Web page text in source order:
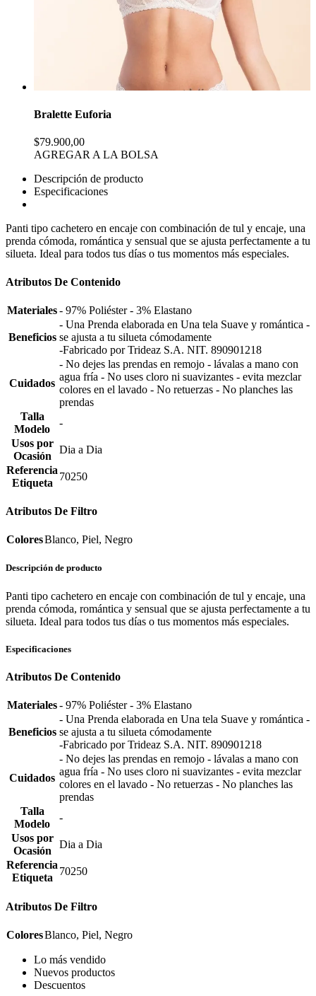
Bralette Euforia
$79.900,00
AGREGAR A LA BOLSA
Descripción de producto
Especificaciones
Panti tipo cachetero en encaje con combinación de tul y encaje, una
prenda cómoda, romántica y sensual que se ajusta perfectamente a tu
silueta. Ideal para todos tus días o tus momentos más especiales.
Atributos De Contenido
Materiales- 97% Poliéster - 3% Elastano
Beneficios
- Una Prenda elaborada en Una tela Suave y romántica -
se ajusta a tu silueta cómodamente
-Fabricado por Trideaz S.A. NIT. 890901218
Cuidados
- No dejes las prendas en remojo - lávalas a mano con
agua fría - No uses cloro ni suavizantes - evita mezclar
colores en el lavado - No retuerzas - No planches las
prendas
Talla
Modelo
-
Usos por
Ocasión
Dia a Dia
Referencia
Etiqueta
70250
Atributos De Filtro
ColoresBlanco, Piel, Negro
Descripción de producto
Panti tipo cachetero en encaje con combinación de tul y encaje, una
prenda cómoda, romántica y sensual que se ajusta perfectamente a tu
silueta. Ideal para todos tus días o tus momentos más especiales.
Especificaciones
Atributos De Contenido
Materiales- 97% Poliéster - 3% Elastano
Beneficios
- Una Prenda elaborada en Una tela Suave y romántica -
se ajusta a tu silueta cómodamente
-Fabricado por Trideaz S.A. NIT. 890901218
Cuidados
- No dejes las prendas en remojo - lávalas a mano con
agua fría - No uses cloro ni suavizantes - evita mezclar
colores en el lavado - No retuerzas - No planches las
prendas
Talla
Modelo
-
Usos por
Ocasión
Dia a Dia
Referencia
Etiqueta
70250
Atributos De Filtro
ColoresBlanco, Piel, Negro
Lo más vendido
Nuevos productos
Descuentos